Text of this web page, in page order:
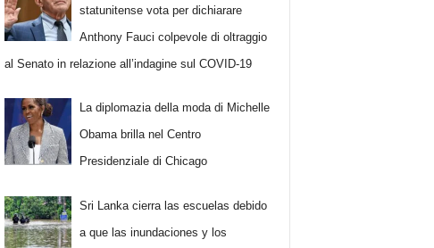
statunitense vota per dichiarare
Anthony Fauci colpevole di oltraggio
al Senato in relazione all’indagine sul COVID-19
La diplomazia della moda di Michelle
Obama brilla nel Centro
Presidenziale di Chicago
Sri Lanka cierra las escuelas debido
a que las inundaciones y los